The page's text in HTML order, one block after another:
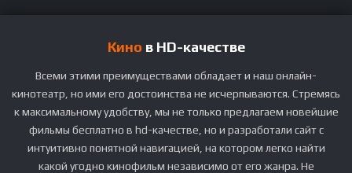
Кино в HD-качестве
Всеми этими преимуществами обладает и наш онлайн-
кинотеатр, но ими его достоинства не исчерпываются. Стремясь
к максимальному удобству, мы не только предлагаем новейшие
фильмы бесплатно в hd-качестве, но и разработали сайт с
интуитивно понятной навигацией, на котором легко найти
какой угодно кинофильм независимо от его жанра. Не